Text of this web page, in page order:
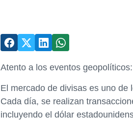
Atento a los eventos
El mercado de divisas es uno
Cada día, se realizan
incluyendo el dólar